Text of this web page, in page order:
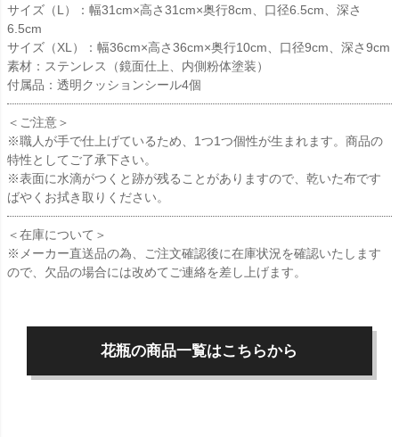
サイズ（L）：幅31cm×高さ31cm×奥行8cm、口径6.5cm、深さ
6.5cm
サイズ（XL）：幅36cm×高さ36cm×奥行10cm、口径9cm、深さ9cm
素材：ステンレス（鏡面仕上、内側粉体塗装）
付属品：透明クッションシール4個
＜ご注意＞
※職人が手で仕上げているため、1つ1つ個性が生まれます。商品の
特性としてご了承下さい。
※表面に水滴がつくと跡が残ることがありますので、乾いた布です
ばやくお拭き取りください。
＜在庫について＞
※メーカー直送品の為、ご注文確認後に在庫状況を確認いたします
ので、欠品の場合には改めてご連絡を差し上げます。
花瓶の商品一覧はこちらから